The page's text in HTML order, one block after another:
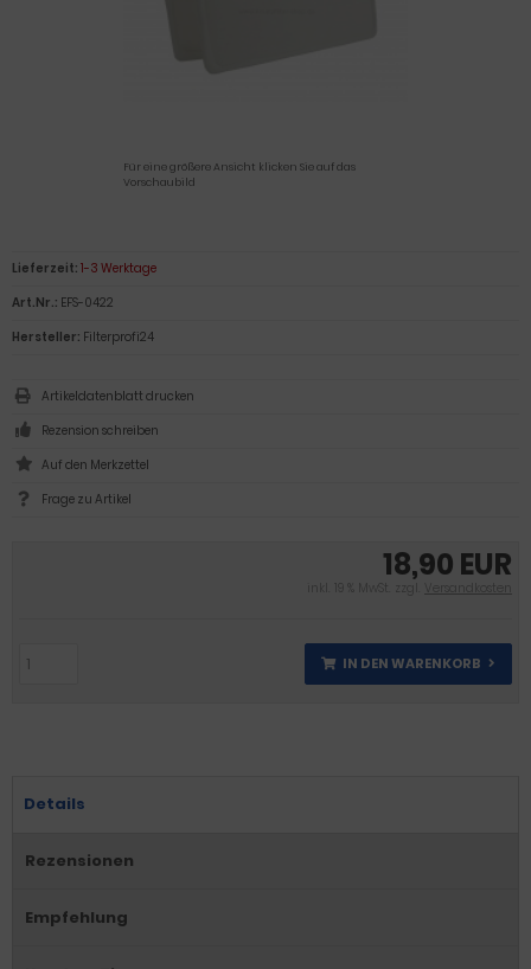
Für eine größere Ansicht klicken Sie auf das
Vorschaubild
18,90 EUR
inkl. 19 % MwSt. zzgl. Versandkosten
IN DEN WARENKORB
Lieferzeit: 1-3 Werktage
Art.Nr.: EFS-0422
Hersteller: Filterprofi24
Artikeldatenblatt drucken
Rezension schreiben
Frage zu Artikel
Details
Rezensionen
Empfehlung